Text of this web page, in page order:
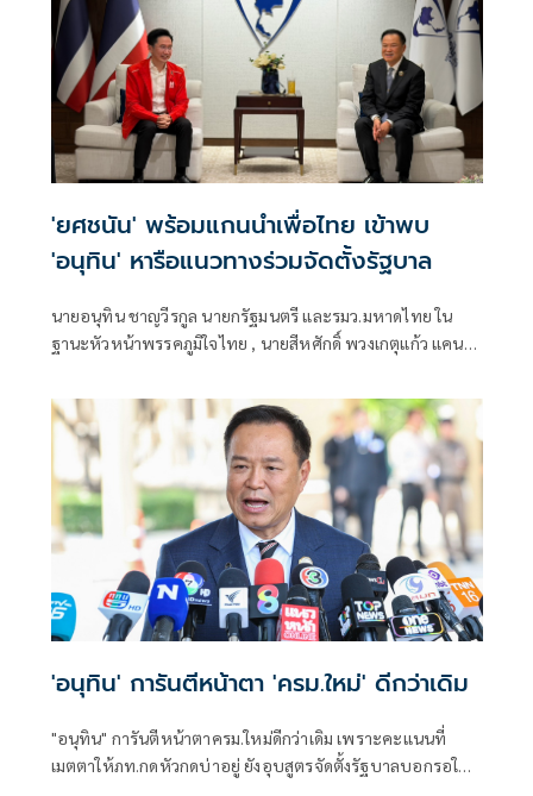
'ยศชนัน' พร้อมแกนนำเพื่อไทย เข้าพบ
'อนุทิน' หารือแนวทางร่วมจัดตั้งรัฐบาล
นายอนุทิน ชาญวีรกูล นายกรัฐมนตรี และรมว.มหาดไทย ใน
ฐานะหัวหน้าพรรคภูมิใจไทย , นายสีหศักดิ์ พวงเกตุแก้ว แคน
นายวราวุธ ศิลปอาชา , นายเอกนัฏ พร้อมพันธุ์ ว่าที่ สส.บัญชี
รายชื่อ
'อนุทิน' การันตีหน้าตา 'ครม.ใหม่' ดีกว่าเดิม
"อนุทิน" การันตีหน้าตาครม.ใหม่ดีกว่าเดิม เพราะคะแนนที่
เมตตาให้ภท.กดหัวกดบ่าอยู่ ยังอุบสูตรจัดตั้งรัฐบาลบอกรอให้